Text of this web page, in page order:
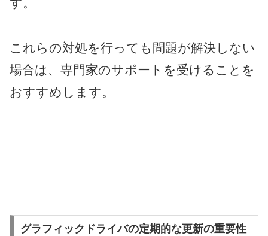
す。
これらの対処を行っても問題が解決しない
場合は、専門家のサポートを受けることを
おすすめします。
グラフィックドライバの定期的な更新の重要性